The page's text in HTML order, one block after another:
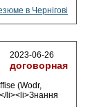
в Чернігові
2023-06-26
договорная
(Wodr,
li><li>Знання